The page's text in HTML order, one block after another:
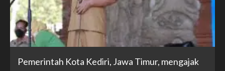
Pemerintah Kota Kediri, Jawa Timur, mengajak